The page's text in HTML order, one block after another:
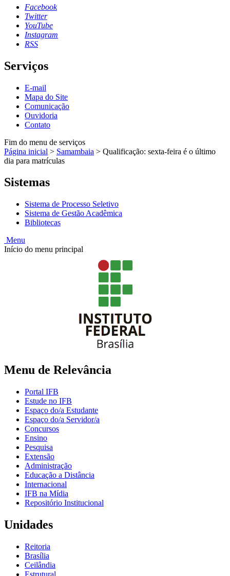
Facebook
Twitter
YouTube
Instagram
RSS
Serviços
E-mail
Mapa do Site
Comunicação
Ouvidoria
Contato
Fim do menu de serviços
Página inicial > Samambaia > Qualificação: sexta-feira é o último
dia para matrículas
Sistemas
Sistema de Processo Seletivo
Sistema de Gestão Acadêmica
Bibliotecas
Menu
Início do menu principal
Menu de Relevância
Portal IFB
Estude no IFB
Espaço do/a Estudante
Espaço do/a Servidor/a
Concursos
Ensino
Pesquisa
Extensão
Administração
Educação a Distância
Internacional
IFB na Mídia
Repositório Institucional
Unidades
Reitoria
Brasília
Ceilândia
Estrutural